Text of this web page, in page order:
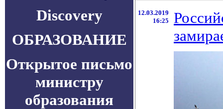
Discovery
ОБРАЗОВАНИЕ
Открытое письмо
министру
образования
12.03.2019
16:25